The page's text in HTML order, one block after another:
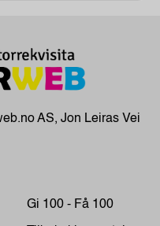
AS, Jon Leiras Vei
Gi 100 - Få 100